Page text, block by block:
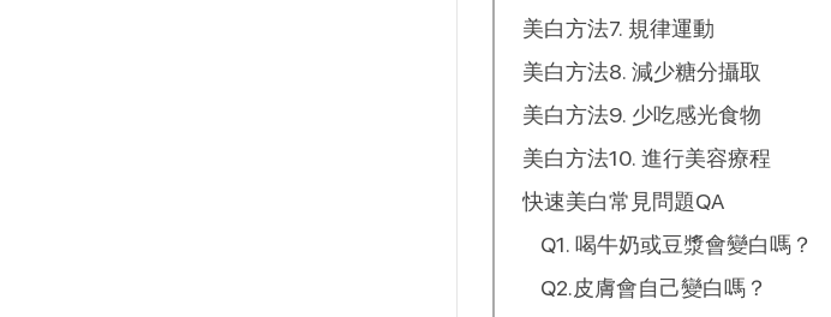
美白方法7. 規律運動
美白方法8. 減少糖分攝取
美白方法9. 少吃感光食物
美白方法10. 進行美容療程
快速美白常見問題QA
Q1. 喝牛奶或豆漿會變白嗎？
Q2.皮膚會自己變白嗎？